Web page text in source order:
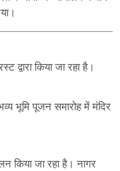
द्वारा किया जा रहा है।
भूमि पूजन समारोह में मंदिर
किया जा रहा है। नागर